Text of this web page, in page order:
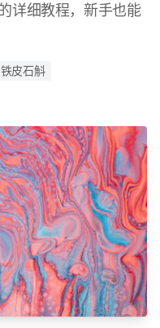
详细教程，新手也能
铁皮石斛